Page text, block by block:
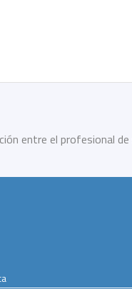
entre el profesional